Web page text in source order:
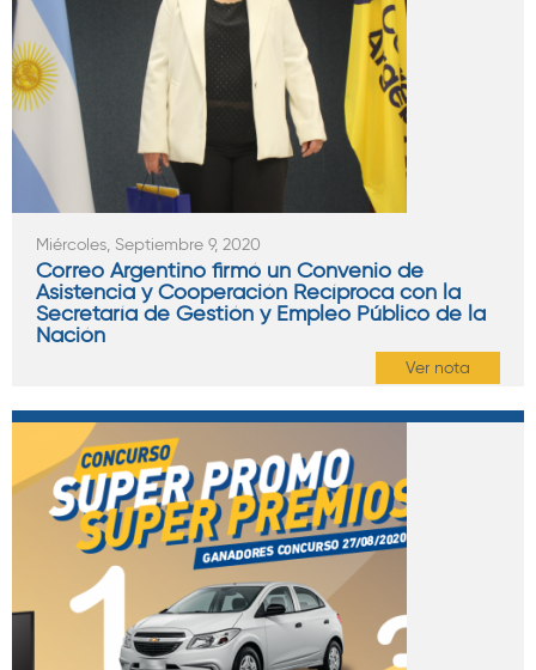
Miércoles, Septiembre 9, 2020
Correo Argentino firmó un Convenio de
Asistencia y Cooperación Recíproca con la
Secretaría de Gestión y Empleo Público de la
Nación
Ver nota